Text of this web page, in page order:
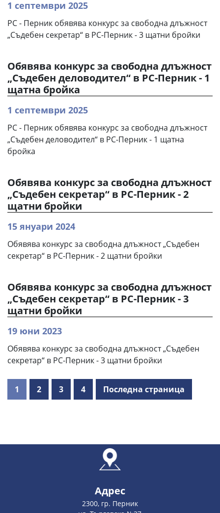
1 септември 2025
РС - Перник обявява конкурс за свободна длъжност
„Съдебен секретар“ в РС-Перник - 3 щатни бройки
Обявява конкурс за свободна длъжност
„Съдебен деловодител“ в РС-Перник - 1
щатна бройка
1 септември 2025
РС - Перник обявява конкурс за свободна длъжност
„Съдебен деловодител“ в РС-Перник - 1 щатна
бройка
Обявява конкурс за свободна длъжност
„Съдебен секретар“ в РС-Перник - 2
щатни бройки
15 януари 2024
Обявява конкурс за свободна длъжност „Съдебен
секретар“ в РС-Перник - 2 щатни бройки
Обявява конкурс за свободна длъжност
„Съдебен секретар“ в РС-Перник - 3
щатни бройки
19 юни 2023
Обявява конкурс за свободна длъжност „Съдебен
секретар“ в РС-Перник - 3 щатни бройки
1 2 3 4 Последна страница
Адрес
2300, гр. Перник